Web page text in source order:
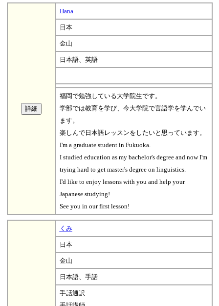
Hana
日本
金山
日本語、英語
福岡で勉強している大学院生です。
学部では教育を学び、今大学院で言語学を学んでい
ます。
楽しんで日本語レッスンをしたいと思っています。
I'm a graduate student in Fukuoka.
I studied education as my bachelor's degree and now I'm
trying hard to get master's degree on linguistics.
I'd like to enjoy lessons with you and help your
Japanese studying!
See you in our first lesson!
くみ
日本
金山
日本語、手話
手話通訳